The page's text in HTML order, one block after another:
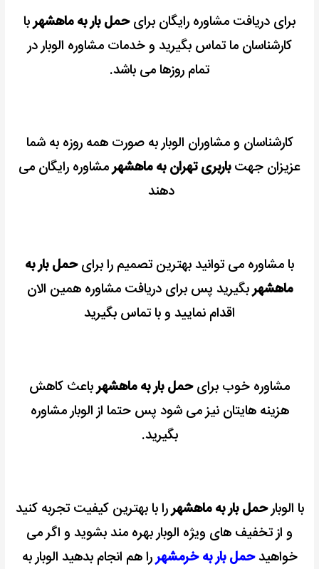
برای دریافت مشاوره رایگان برایحمل بار به ماهشهربا
کارشناسان ما تماس بگیرید و خدمات مشاوره الوبار در
تمام روزها می باشد.
کارشناسان و مشاوران الوبار به صورت همه روزه به شما
عزیزان جهتباربری تهران به ماهشهرمشاوره رایگان می
دهند
با مشاوره می توانید بهترین تصمیم را برایحمل بار به
ماهشهربگیرید پس برای دریافت مشاوره همین الان
اقدام نمایید و با تماس بگیرید
مشاوره خوب برایحمل بار به ماهشهرباعث کاهش
هزینه هایتان نیز می شود پس حتما از الوبار مشاوره
بگیرید.
با الوبارحمل بار به ماهشهررا با بهترین کیفیت تجربه کنید
و از تخفیف های ویژه الوبار بهره مند بشوید و اگر می
خواهیدحمل بار به خرمشهررا هم انجام بدهید الوبار به